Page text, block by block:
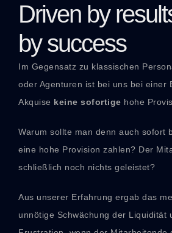
Driven by
by success
Im Gegensatz zu klassischen
oder Agenturen ist bei uns bei einer
Akquise keine sofortige hohe
Warum sollte man denn auch sofort
eine hohe Provision zahlen? Der
schließlich noch nichts geleistet?
Aus unserer Erfahrung ergab das
unnötige Schwächung der Liquidität